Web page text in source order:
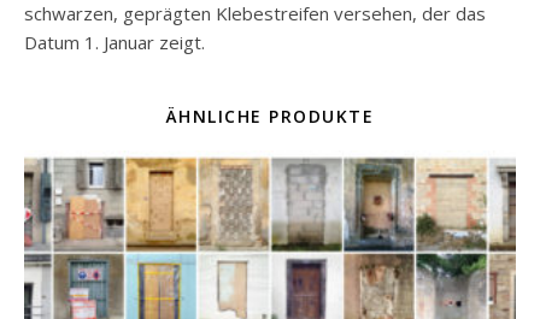
schwarzen, geprägten Klebestreifen versehen, der das
Datum 1. Januar zeigt.
ÄHNLICHE PRODUKTE